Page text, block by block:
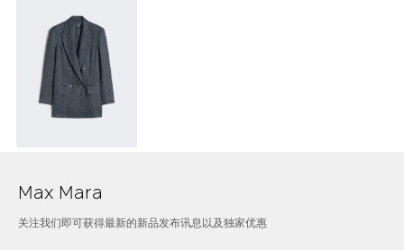
Max Mara
关注我们即可获得最新的新品发布讯息以及独家优惠